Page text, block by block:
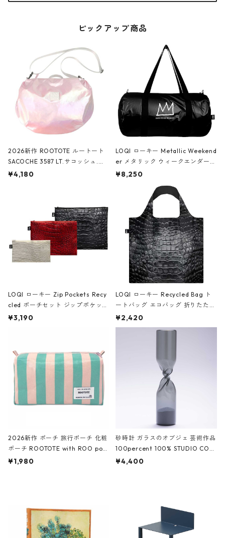
ピックアップ商品
2026新作 ROOTOTE ルートート
SACOCHE 3587 LT.サコッシュ.ル
ミエ-B ショルダーバッグ グロスピ
¥4,180
LOQI ローキー Metallic Weekend
er メタリック ウィークエンダー
ボストンバッグ ショルダーバッグ
Black ジャン=ミッシェル・バスキ
ア/クラウン ブラック
¥8,250
LOQI ローキー Zip Pockets Recy
cled ポーチセット ジップポケット
ファスナーポーチ 撥水加工 トラベ
ーガンディー、オフホワイト
¥3,190
LOQI ローキー Recycled Bag ト
ートバッグ エコバッグ 折りたたみ
大きめ 撥水加工 収納ポーチ CRO
CODILE/Black クロコダイル/ブラ
¥2,420
2026新作 ポーチ 旅行ポーチ 化粧
ポーチ ROOTOTE with ROO pou
ch 3532 ルートート WR.ポーチ.ラ
¥1,980
砂時計 ガラスのオブジェ 芸術作品
100percent 100% STUDIO COH
AKU Timeless 100パーセント ス
¥4,400